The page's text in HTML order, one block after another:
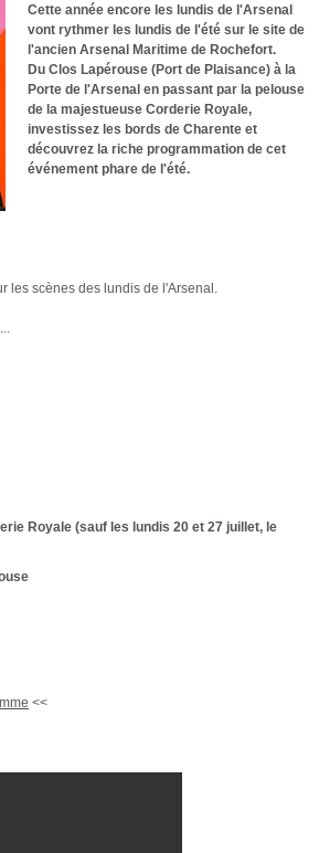
Cette année encore les lundis de l'Arsenal
vont rythmer les lundis de l'été sur le site de
l'ancien Arsenal Maritime de Rochefort.
Du Clos Lapérouse (Port de Plaisance) à la
Porte de l'Arsenal en passant par la pelouse
de la majestueuse Corderie Royale,
investissez les bords de Charente et
découvrez la riche programmation de cet
événement phare de l'été.
les scènes des lundis de l'Arsenal.
Royale (sauf les lundis 20 et 27 juillet, le
<<